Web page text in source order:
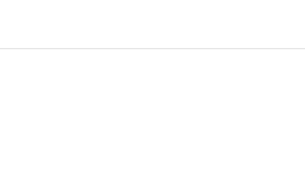
SPSI Perkuat Literasi Digital